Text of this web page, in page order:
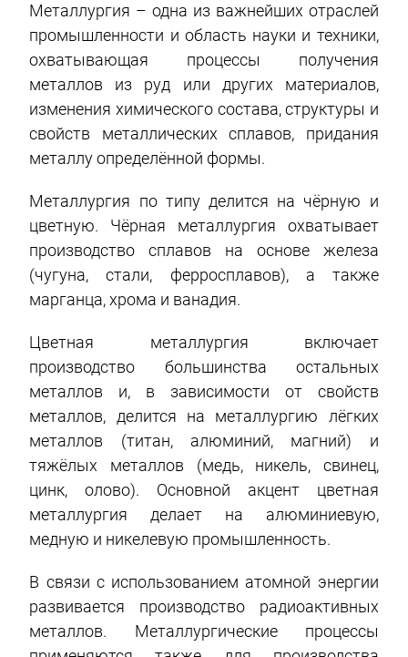
Металлургия – одна из важнейших отраслей
промышленности и область науки и техники,
охватывающая процессы получения
металлов из руд или других материалов,
изменения химического состава, структуры и
свойств металлических сплавов, придания
металлу определённой формы.
Металлургия по типу делится на чёрную и
цветную. Чёрная металлургия охватывает
производство сплавов на основе железа
(чугуна, стали, ферросплавов), а также
марганца, хрома и ванадия.
Цветная металлургия включает
производство большинства остальных
металлов и, в зависимости от свойств
металлов, делится на металлургию лёгких
металлов (титан, алюминий, магний) и
тяжёлых металлов (медь, никель, свинец,
цинк, олово). Основной акцент цветная
металлургия делает на алюминиевую,
медную и никелевую промышленность.
В связи с использованием атомной энергии
развивается производство радиоактивных
металлов. Металлургические процессы